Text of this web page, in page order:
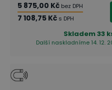
5 875,00 Kč bez DPH
7 108,75 Kč s DPH
Skladem33
Další naskladníme 14. 12.